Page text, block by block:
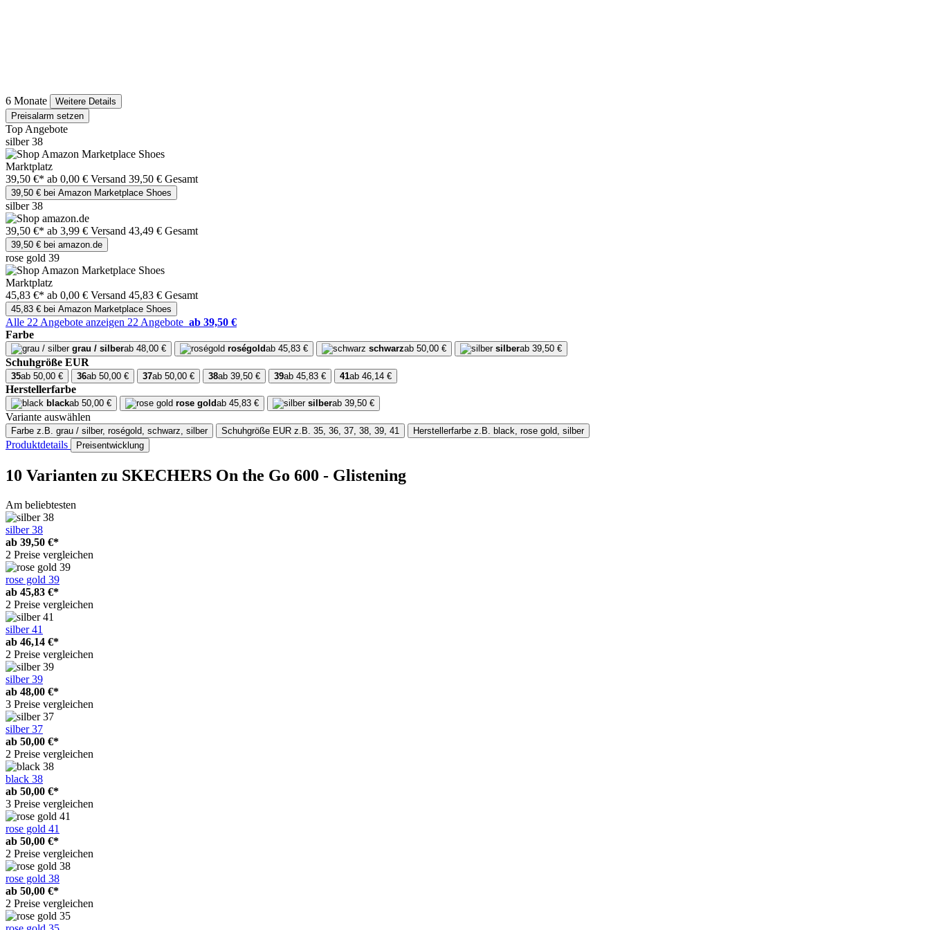
6 Monate
Weitere Details
Preisalarm setzen
Top Angebote
silber 38
Marktplatz
39,50 €* ab 0,00 € Versand 39,50 € Gesamt
39,50 € bei Amazon Marketplace Shoes
silber 38
39,50 €* ab 3,99 € Versand 43,49 € Gesamt
39,50 € bei amazon.de
rose gold 39
Marktplatz
45,83 €* ab 0,00 € Versand 45,83 € Gesamt
45,83 € bei Amazon Marketplace Shoes
Alle 22 Angebote anzeigen 22 Angebote ab 39,50 €
Farbe
grau / silberab 48,00 € roségoldab 45,83 € schwarzab 50,00 € silberab 39,50 €
Schuhgröße EUR
35ab 50,00 € 36ab 50,00 € 37ab 50,00 € 38ab 39,50 € 39ab 45,83 € 41ab 46,14 €
Herstellerfarbe
blackab 50,00 € rose goldab 45,83 € silberab 39,50 €
Variante auswählen
Farbe z.B. grau / silber, roségold, schwarz, silber Schuhgröße EUR z.B. 35, 36, 37, 38, 39, 41 Herstellerfarbe z.B. black, rose gold, silber
Produktdetails Preisentwicklung
10 Varianten zu SKECHERS On the Go 600 - Glistening
Am beliebtesten
silber 38
ab 39,50 €*
2 Preise vergleichen
rose gold 39
ab 45,83 €*
2 Preise vergleichen
silber 41
ab 46,14 €*
2 Preise vergleichen
silber 39
ab 48,00 €*
3 Preise vergleichen
silber 37
ab 50,00 €*
2 Preise vergleichen
black 38
ab 50,00 €*
3 Preise vergleichen
rose gold 41
ab 50,00 €*
2 Preise vergleichen
rose gold 38
ab 50,00 €*
2 Preise vergleichen